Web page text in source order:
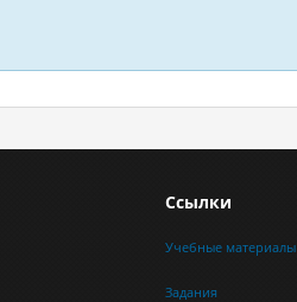
Ссылки
Учебные материалы
Задания